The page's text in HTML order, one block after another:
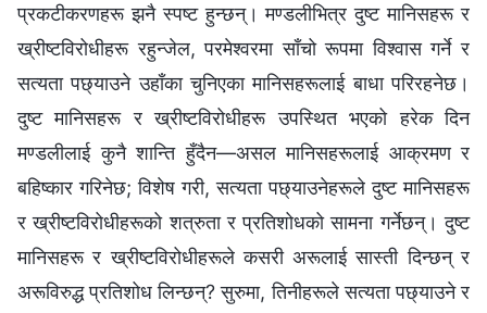
प्रकटीकरणहरू झनै स्पष्ट हुन्छन्। मण्डलीभित्र दुष्ट मानिसहरू र
ख्रीष्टविरोधीहरू रहुन्जेल, परमेश्‍वरमा साँचो रूपमा विश्‍वास गर्ने र
सत्यता पछ्याउने उहाँका चुनिएका मानिसहरूलाई बाधा परिरहनेछ।
दुष्ट मानिसहरू र ख्रीष्टविरोधीहरू उपस्थित भएको हरेक दिन
मण्डलीलाई कुनै शान्ति हुँदैन—असल मानिसहरूलाई आक्रमण र
बहिष्कार गरिनेछ; विशेष गरी, सत्यता पछ्याउनेहरूले दुष्ट मानिसहरू
र ख्रीष्टविरोधीहरूको शत्रुता र प्रतिशोधको सामना गर्नेछन्। दुष्ट
मानिसहरू र ख्रीष्टविरोधीहरूले कसरी अरूलाई सास्ती दिन्छन् र
अरूविरुद्ध प्रतिशोध लिन्छन्? सुरुमा, तिनीहरूले सत्यता पछ्याउने र